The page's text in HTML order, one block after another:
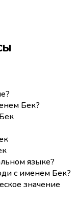
Бек?
языке?
с именем Бек?
значение